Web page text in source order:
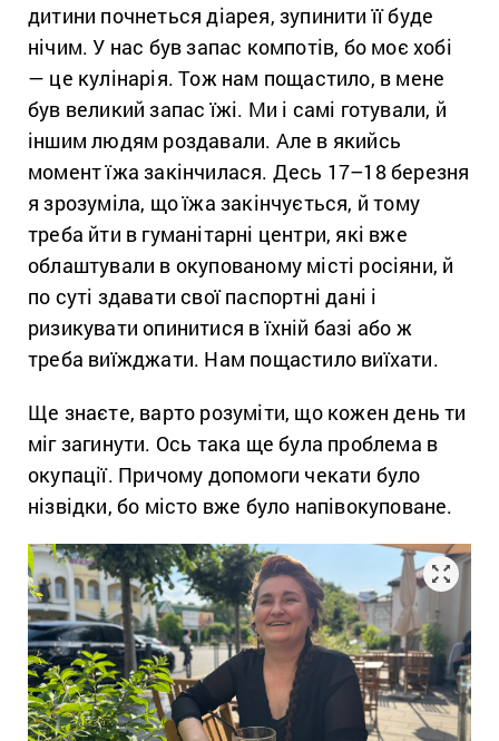
дитини почнеться діарея, зупинити її буде
нічим. У нас був запас компотів, бо моє хобі
— це кулінарія. Тож нам пощастило, в мене
був великий запас їжі. Ми і самі готували, й
іншим людям роздавали. Але в якийсь
момент їжа закінчилася. Десь 17–18 березня
я зрозуміла, що їжа закінчується, й тому
треба йти в гуманітарні центри, які вже
облаштували в окупованому місті росіяни, й
по суті здавати свої паспортні дані і
ризикувати опинитися в їхній базі або ж
треба виїжджати. Нам пощастило виїхати.
Ще знаєте, варто розуміти, що кожен день ти
міг загинути. Ось така ще була проблема в
окупації. Причому допомоги чекати було
нізвідки, бо місто вже було напівокуповане.